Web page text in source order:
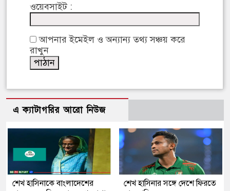
ওয়েবসাইট :
আপনার ইমেইল ও অন্যান্য তথ্য সঞ্চয় করে
রাখুন
এ ক্যাটাগরির আরো নিউজ
শেখ হাসিনাকে বাংলাদেশের
শেখ হাসিনার সঙ্গে দেশে ফিরতে